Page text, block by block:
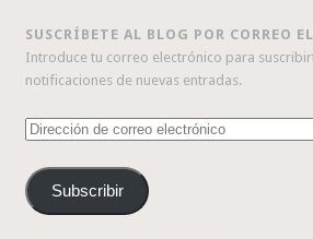
SUSCRÍBETE AL BLOG POR CORREO
Introduce tu correo electrónico para
notificaciones de nuevas entradas.
Dirección
correo
electrónico
Subscribir